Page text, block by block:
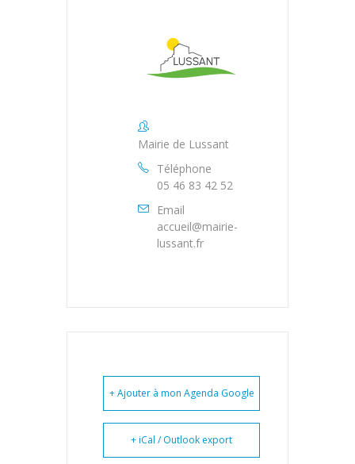
Mairie de Lussant
Téléphone
05 46 83 42 52
Email
accueil@mairie-
lussant.fr
+ Ajouter à mon Agenda Google
+ iCal / Outlook export